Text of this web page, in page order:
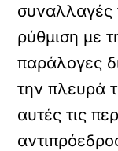
συναλλαγές
ρύθμιση με
παράλογες
την πλευρά
αυτές τις